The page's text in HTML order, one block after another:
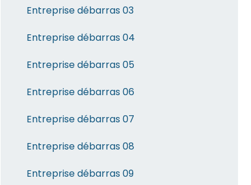
Entreprise débarras 03
Entreprise débarras 04
Entreprise débarras 05
Entreprise débarras 06
Entreprise débarras 07
Entreprise débarras 08
Entreprise débarras 09